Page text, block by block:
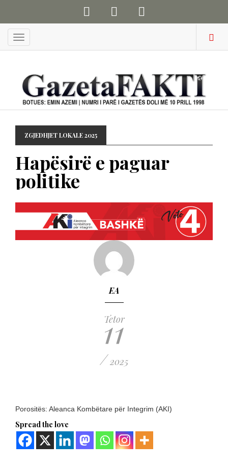
Menu
ZGJEDHJET LOKALE 2025
Hapësirë e paguar
politike
EA
Tetor
11
/ 2025
Porositës: Aleanca Kombëtare për Integrim (AKI)
Spread the love